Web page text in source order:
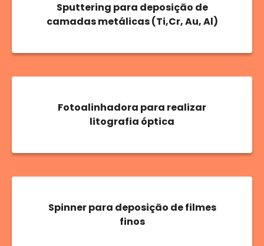
Sputtering para deposição de
camadas metálicas (Ti,Cr, Au, Al)
Fotoalinhadora para realizar
litografia óptica
Spinner para deposição de filmes
finos